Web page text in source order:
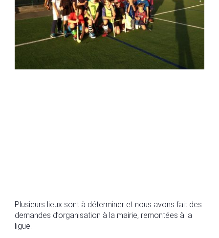
Plusieurs lieux sont à déterminer et nous avons fait des
demandes d’organisation à la mairie, remontées à la
ligue.